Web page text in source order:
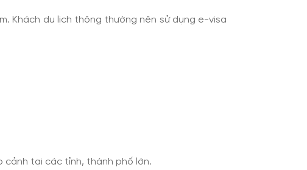
Khách du lịch thông thường nên sử dụng e-visa
cảnh tại các tỉnh, thành phố lớn.